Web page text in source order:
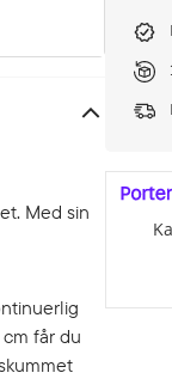
Med sin
får du